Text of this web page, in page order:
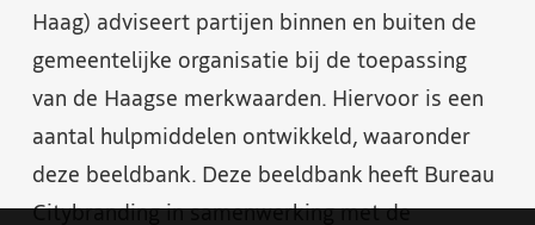
Haag) adviseert partijen binnen en buiten de
gemeentelijke organisatie bij de toepassing
van de Haagse merkwaarden. Hiervoor is een
aantal hulpmiddelen ontwikkeld, waaronder
deze beeldbank. Deze beeldbank heeft Bureau
Citybranding in samenwerking met de